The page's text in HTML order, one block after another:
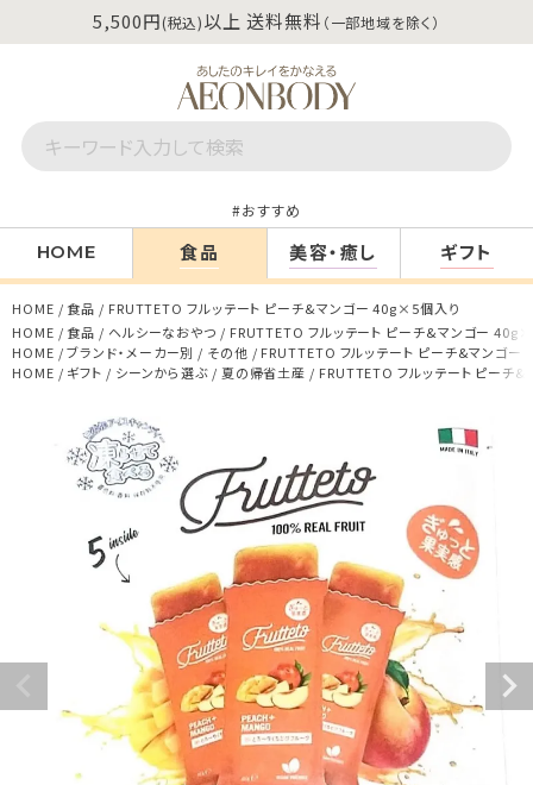
5,500円(税込)以上 送料無料 （一部地域を除く）
おすすめ
HOME 食品 美容・癒し ギフト
HOME 食品
FRUTTETO フルッテート ピーチ&マンゴー 40g×5個入り
HOME
食品 ヘルシーなおやつ
FRUTTETO フルッテート ピーチ&マンゴー
HOME
ブランド・メーカー別 その他
FRUTTETO フルッテート ピーチ&マンゴ
HOME
ギフト シーンから選ぶ 夏の帰省土産 FRUTTETO フルッテート ピーチ